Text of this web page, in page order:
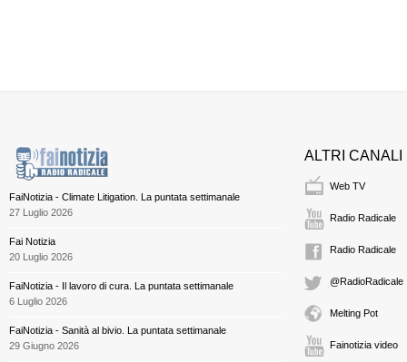
FaiNotizia - Climate Litigation. La puntata settimanale
27 Luglio 2026
Fai Notizia
20 Luglio 2026
FaiNotizia - Il lavoro di cura. La puntata settimanale
6 Luglio 2026
FaiNotizia - Sanità al bivio. La puntata settimanale
29 Giugno 2026
ALTRI CANALI
Web TV
Radio Radicale
Radio Radicale
@RadioRadicale
Melting Pot
Fainotizia video